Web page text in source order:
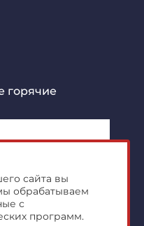
горячие
данных
сайта вы
обрабатываем
с
программ.